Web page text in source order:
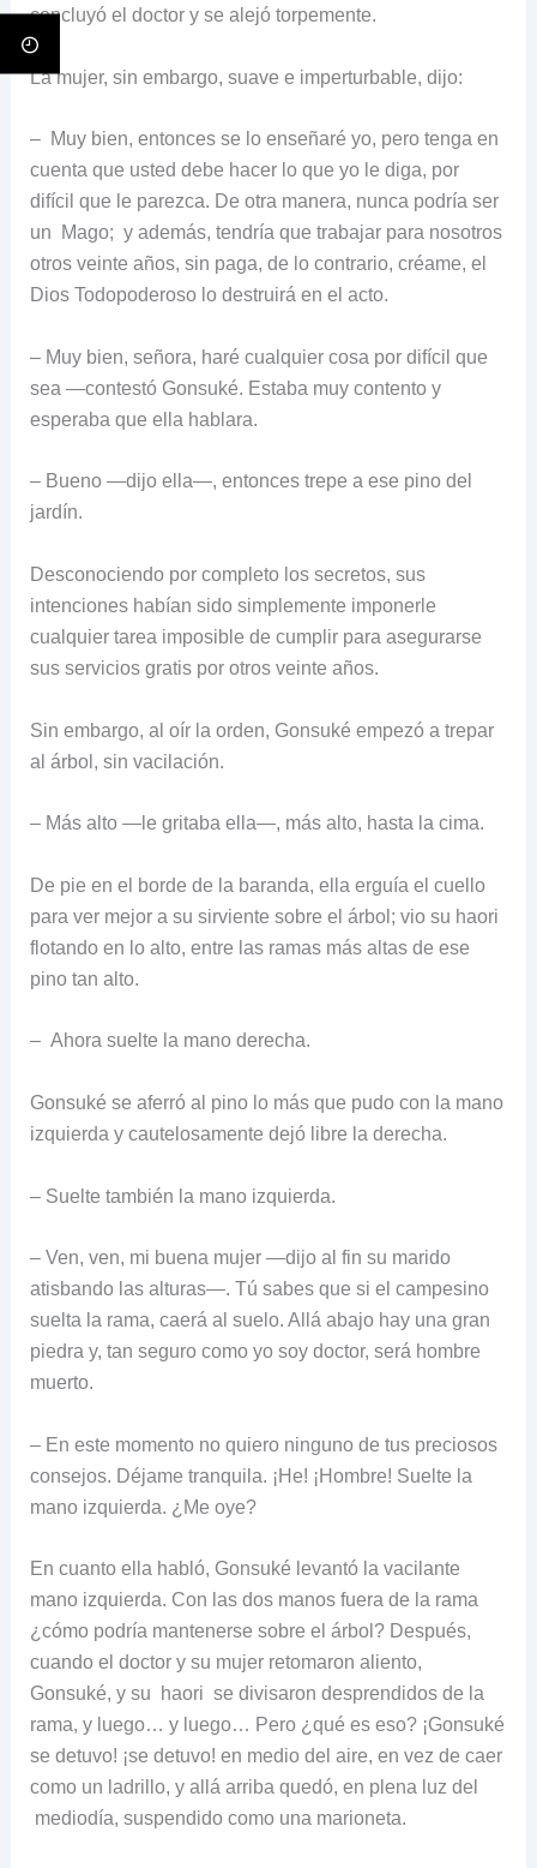
concluyó el doctor y se alejó torpemente.
La mujer, sin embargo, suave e imperturbable, dijo:
– Muy bien, entonces se lo enseñaré yo, pero tenga en
cuenta que usted debe hacer lo que yo le diga, por
difícil que le parezca. De otra manera, nunca podría ser
un Mago; y además, tendría que trabajar para nosotros
otros veinte años, sin paga, de lo contrario, créame, el
Dios Todopoderoso lo destruirá en el acto.
– Muy bien, señora, haré cualquier cosa por difícil que
sea —contestó Gonsuké. Estaba muy contento y
esperaba que ella hablara.
– Bueno —dijo ella—, entonces trepe a ese pino del
jardín.
Desconociendo por completo los secretos, sus
intenciones habían sido simplemente imponerle
cualquier tarea imposible de cumplir para asegurarse
sus servicios gratis por otros veinte años.
Sin embargo, al oír la orden, Gonsuké empezó a trepar
al árbol, sin vacilación.
– Más alto —le gritaba ella—, más alto, hasta la cima.
De pie en el borde de la baranda, ella erguía el cuello
para ver mejor a su sirviente sobre el árbol; vio su haori
flotando en lo alto, entre las ramas más altas de ese
pino tan alto.
– Ahora suelte la mano derecha.
Gonsuké se aferró al pino lo más que pudo con la mano
izquierda y cautelosamente dejó libre la derecha.
– Suelte también la mano izquierda.
– Ven, ven, mi buena mujer —dijo al fin su marido
atisbando las alturas—. Tú sabes que si el campesino
suelta la rama, caerá al suelo. Allá abajo hay una gran
piedra y, tan seguro como yo soy doctor, será hombre
muerto.
– En este momento no quiero ninguno de tus preciosos
consejos. Déjame tranquila. ¡He! ¡Hombre! Suelte la
mano izquierda. ¿Me oye?
En cuanto ella habló, Gonsuké levantó la vacilante
mano izquierda. Con las dos manos fuera de la rama
¿cómo podría mantenerse sobre el árbol? Después,
cuando el doctor y su mujer retomaron aliento,
Gonsuké, y su haori se divisaron desprendidos de la
rama, y luego… y luego… Pero ¿qué es eso? ¡Gonsuké
se detuvo! ¡se detuvo! en medio del aire, en vez de caer
como un ladrillo, y allá arriba quedó, en plena luz del
mediodía, suspendido como una marioneta.